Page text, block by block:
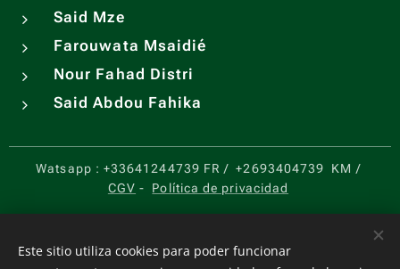
Said Mze
Farouwata Msaidié
Nour Fahad Distri
Said Abdou Fahika
Watsapp : +33641244739 FR /+2693404739 KM /
CGV - Política de privacidad
Este sitio utiliza cookies para poder funcionar